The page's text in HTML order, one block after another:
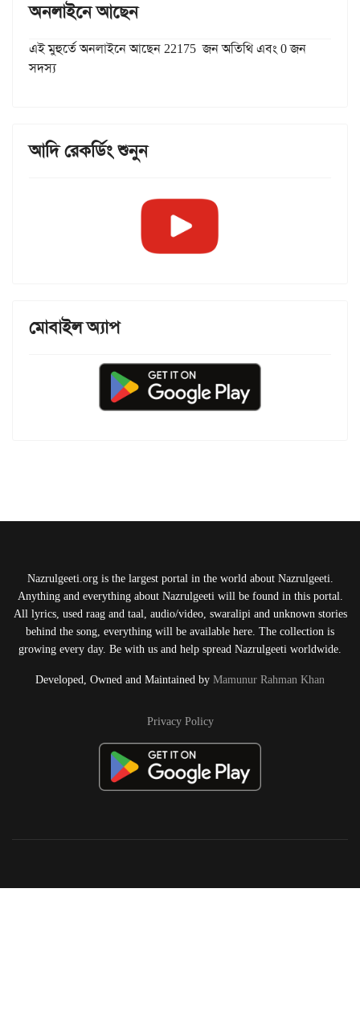
অনলাইনে আছেন
এই মুহুর্তে অনলাইনে আছেন 22175 জন অতিথি এবং 0 জন
সদস্য
আদি রেকর্ডিং শুনুন
মোবাইল অ্যাপ
Nazrulgeeti.org is the largest portal in the world about Nazrulgeeti.
Anything and everything about Nazrulgeeti will be found in this portal.
All lyrics, used raag and taal, audio/video, swaralipi and unknown stories
behind the song, everything will be available here. The collection is
growing every day. Be with us and help spread Nazrulgeeti worldwide.
Developed, Owned and Maintained by Mamunur Rahman Khan
Privacy Policy